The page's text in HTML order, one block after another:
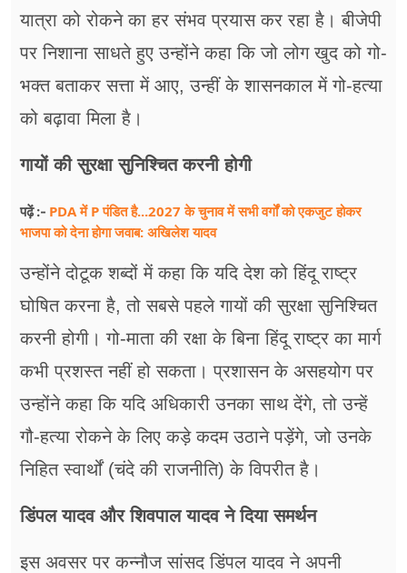
यात्रा को रोकने का हर संभव प्रयास कर रहा है। बीजेपी
पर निशाना साधते हुए उन्होंने कहा कि जो लोग खुद को गो-
भक्त बताकर सत्ता में आए, उन्हीं के शासनकाल में गो-हत्या
को बढ़ावा मिला है।
गायों की सुरक्षा सुनिश्चित करनी होगी
पढ़ें :- PDA में P पंडित है...2027 के चुनाव में सभी वर्गों को एकजुट होकर
भाजपा को देना होगा जवाब: अखिलेश यादव
उन्होंने दोटूक शब्दों में कहा कि यदि देश को हिंदू राष्ट्र
घोषित करना है, तो सबसे पहले गायों की सुरक्षा सुनिश्चित
करनी होगी। गो-माता की रक्षा के बिना हिंदू राष्ट्र का मार्ग
कभी प्रशस्त नहीं हो सकता। प्रशासन के असहयोग पर
उन्होंने कहा कि यदि अधिकारी उनका साथ देंगे, तो उन्हें
गौ-हत्या रोकने के लिए कड़े कदम उठाने पड़ेंगे, जो उनके
निहित स्वार्थों (चंदे की राजनीति) के विपरीत है।
डिंपल यादव और शिवपाल यादव ने दिया समर्थन
इस अवसर पर कन्नौज सांसद डिंपल यादव ने अपनी